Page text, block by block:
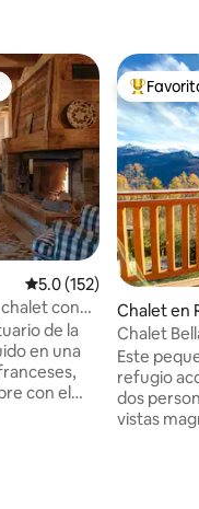
huéspedes
Calificación promedio:
5.0 (152)
con
de la
en una
con el
De los
Chalet en
Chalet
suizos
Este
refugio
dos
vistas